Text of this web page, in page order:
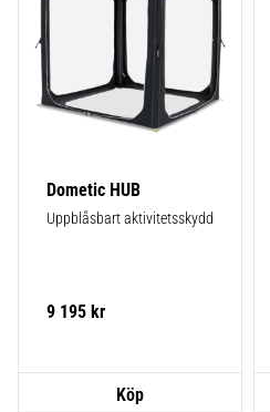
Dometic HUB
Uppblåsbart aktivitetsskydd
9 195 kr